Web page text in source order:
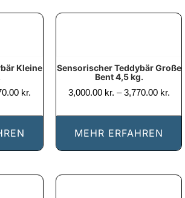
Kleine
kr. Prisinterval:
Sensorischer Teddybär Große
Bent 4,5 kg.
3,000.00 kr. –3,770.00 kr.
MEHR ERFAHREN